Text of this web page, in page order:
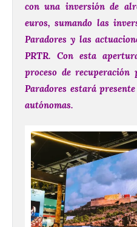
con una inversión de
euros, sumando las
Paradores y las
PRTR. Con esta
proceso de
Paradores estará
autónomas.